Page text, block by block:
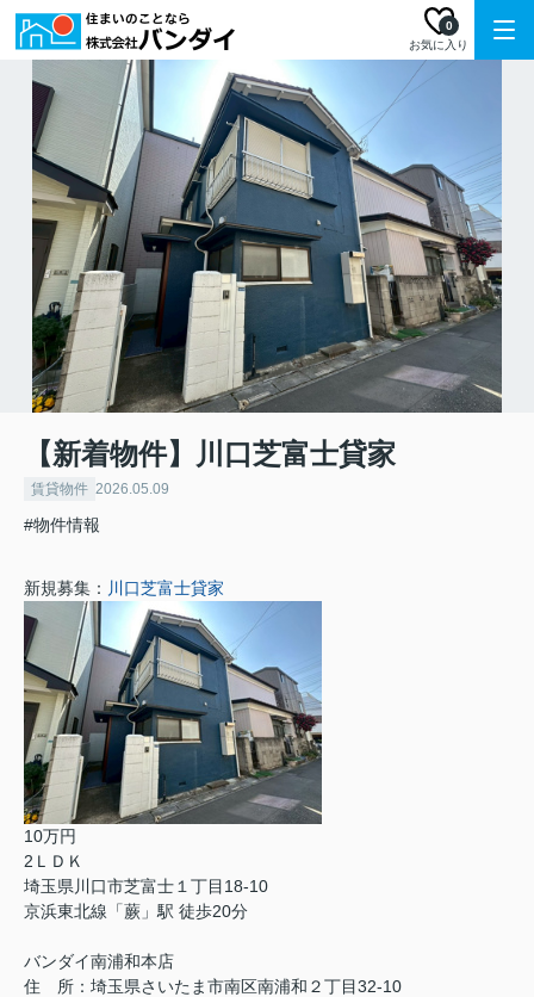
お気に入り
0
【新着物件】川口芝富士貸家
賃貸物件 2026.05.09
#物件情報
新規募集： 川口芝富士貸家
10万円
2ＬＤＫ
埼玉県川口市芝富士１丁目18-10
京浜東北線「蕨」駅 徒歩20分
バンダイ南浦和本店
住 所：埼玉県さいたま市南区南浦和２丁目32-10